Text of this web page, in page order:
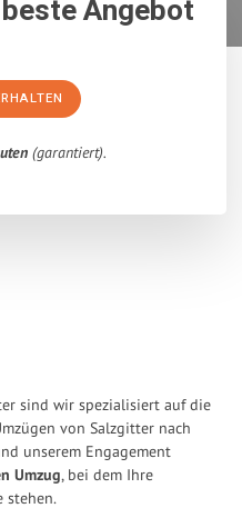
beste Angebot
(garantiert).
sind wir spezialisiert auf die
von Salzgitter nach
unserem Engagement
Umzug, bei dem Ihre
stehen.